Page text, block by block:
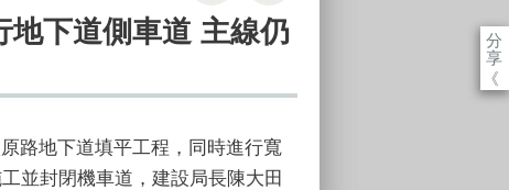
分
享
《
地下道側車道 主線仍
路地下道填平工程，同時進行寬
並封閉機車道，建設局長陳大田